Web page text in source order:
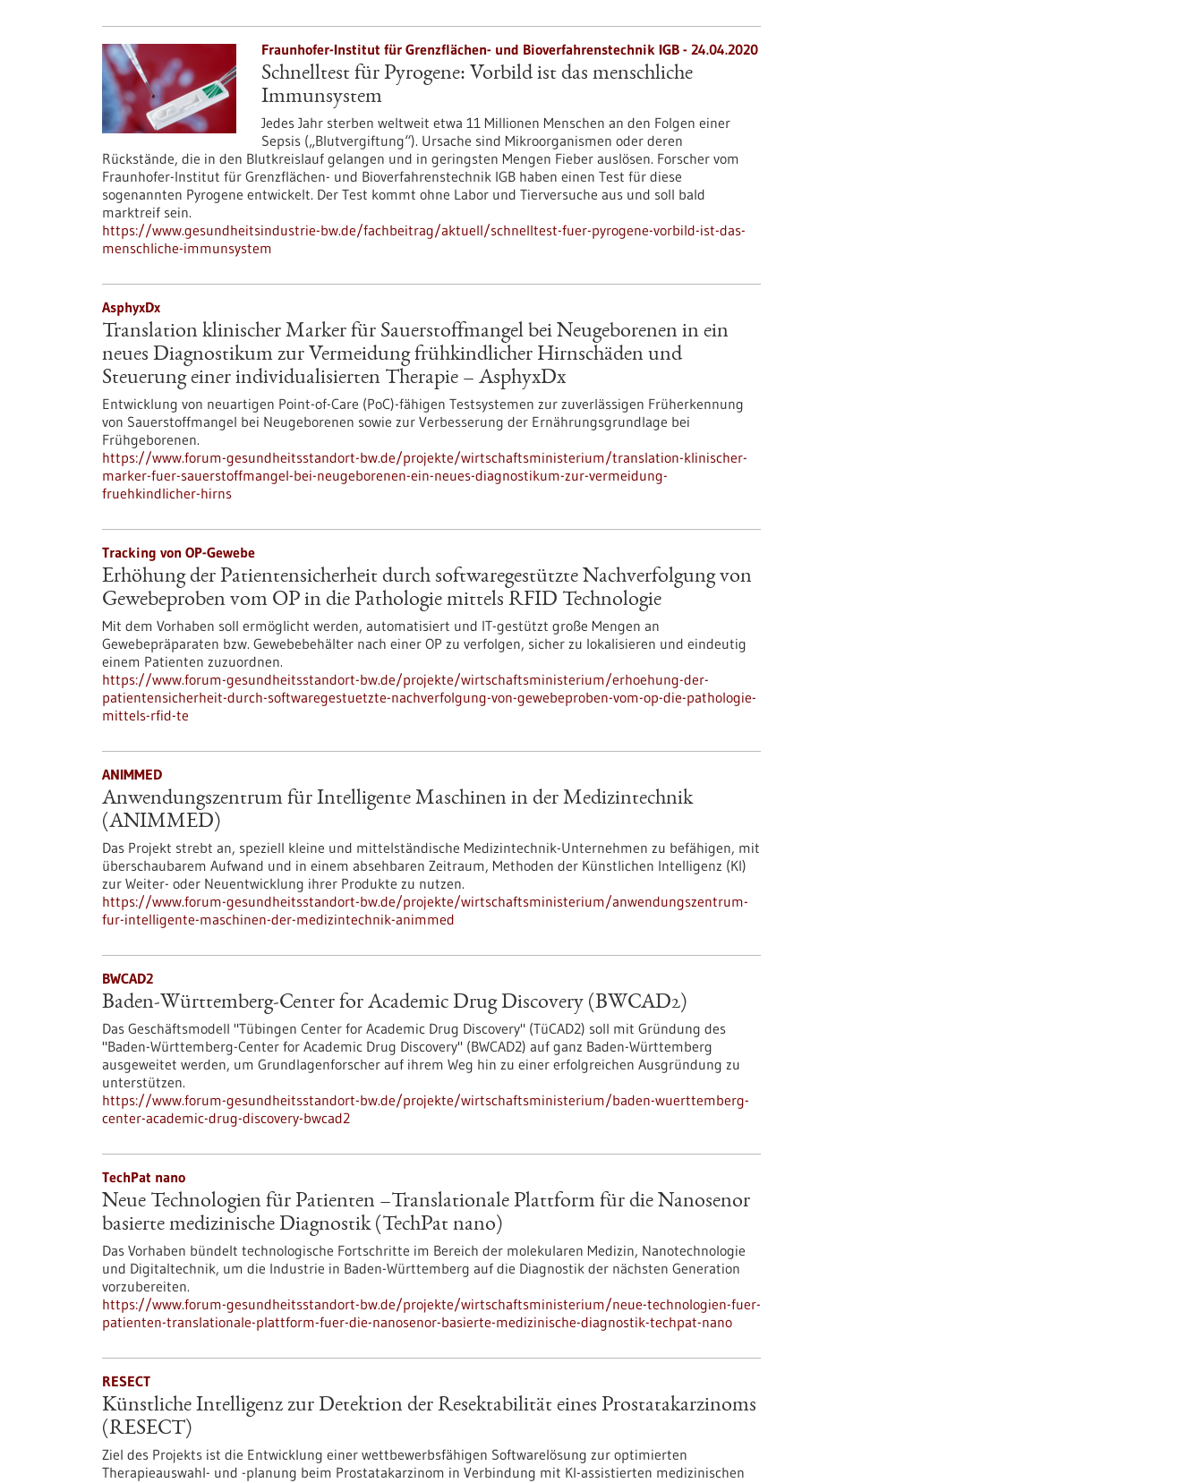
Fraunhofer-Institut für Grenzflächen- und Bioverfahrenstechnik IGB - 24.04.2020
Schnelltest für Pyrogene: Vorbild ist das menschliche
Immunsystem
Jedes Jahr sterben weltweit etwa 11 Millionen Menschen an den Folgen einer
Sepsis („Blutvergiftung“). Ursache sind Mikroorganismen oder deren
Rückstände, die in den Blutkreislauf gelangen und in geringsten Mengen Fieber auslösen. Forscher vom
Fraunhofer-Institut für Grenzflächen- und Bioverfahrenstechnik IGB haben einen Test für diese
sogenannten Pyrogene entwickelt. Der Test kommt ohne Labor und Tierversuche aus und soll bald
marktreif sein.
https://www.gesundheitsindustrie-bw.de/fachbeitrag/aktuell/schnelltest-fuer-pyrogene-vorbild-ist-das-
menschliche-immunsystem
AsphyxDx
Translation klinischer Marker für Sauerstoffmangel bei Neugeborenen in ein
neues Diagnostikum zur Vermeidung frühkindlicher Hirnschäden und
Steuerung einer individualisierten Therapie – AsphyxDx
Entwicklung von neuartigen Point-of-Care (PoC)-fähigen Testsystemen zur zuverlässigen Früherkennung
von Sauerstoffmangel bei Neugeborenen sowie zur Verbesserung der Ernährungsgrundlage bei
Frühgeborenen.
https://www.forum-gesundheitsstandort-bw.de/projekte/wirtschaftsministerium/translation-klinischer-
marker-fuer-sauerstoffmangel-bei-neugeborenen-ein-neues-diagnostikum-zur-vermeidung-
fruehkindlicher-hirns
Tracking von OP-Gewebe
Erhöhung der Patientensicherheit durch softwaregestützte Nachverfolgung von
Gewebeproben vom OP in die Pathologie mittels RFID Technologie
Mit dem Vorhaben soll ermöglicht werden, automatisiert und IT-gestützt große Mengen an
Gewebepräparaten bzw. Gewebebehälter nach einer OP zu verfolgen, sicher zu lokalisieren und eindeutig
einem Patienten zuzuordnen.
https://www.forum-gesundheitsstandort-bw.de/projekte/wirtschaftsministerium/erhoehung-der-
patientensicherheit-durch-softwaregestuetzte-nachverfolgung-von-gewebeproben-vom-op-die-pathologie-
mittels-rfid-te
ANIMMED
Anwendungszentrum für Intelligente Maschinen in der Medizintechnik
(ANIMMED)
Das Projekt strebt an, speziell kleine und mittelständische Medizintechnik-Unternehmen zu befähigen, mit
überschaubarem Aufwand und in einem absehbaren Zeitraum, Methoden der Künstlichen Intelligenz (KI)
zur Weiter- oder Neuentwicklung ihrer Produkte zu nutzen.
https://www.forum-gesundheitsstandort-bw.de/projekte/wirtschaftsministerium/anwendungszentrum-
fur-intelligente-maschinen-der-medizintechnik-animmed
BWCAD2
Baden-Württemberg-Center for Academic Drug Discovery (BWCAD2)
Das Geschäftsmodell "Tübingen Center for Academic Drug Discovery" (TüCAD2) soll mit Gründung des
"Baden-Württemberg-Center for Academic Drug Discovery" (BWCAD2) auf ganz Baden-Württemberg
ausgeweitet werden, um Grundlagenforscher auf ihrem Weg hin zu einer erfolgreichen Ausgründung zu
unterstützen.
https://www.forum-gesundheitsstandort-bw.de/projekte/wirtschaftsministerium/baden-wuerttemberg-
center-academic-drug-discovery-bwcad2
TechPat nano
Neue Technologien für Patienten –Translationale Plattform für die Nanosenor
basierte medizinische Diagnostik (TechPat nano)
Das Vorhaben bündelt technologische Fortschritte im Bereich der molekularen Medizin, Nanotechnologie
und Digitaltechnik, um die Industrie in Baden-Württemberg auf die Diagnostik der nächsten Generation
vorzubereiten.
https://www.forum-gesundheitsstandort-bw.de/projekte/wirtschaftsministerium/neue-technologien-fuer-
patienten-translationale-plattform-fuer-die-nanosenor-basierte-medizinische-diagnostik-techpat-nano
RESECT
Künstliche Intelligenz zur Detektion der Resektabilität eines Prostatakarzinoms
(RESECT)
Ziel des Projekts ist die Entwicklung einer wettbewerbsfähigen Softwarelösung zur optimierten
Therapieauswahl- und -planung beim Prostatakarzinom in Verbindung mit KI-assistierten medizinischen